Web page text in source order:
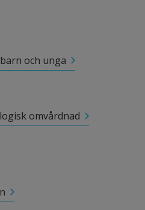
och unga
omvårdnad